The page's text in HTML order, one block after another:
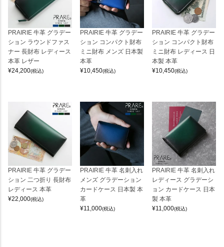
PRAIRIE 牛革 グラデー
ション ラウンドファス
ナー 長財布 レディース
本革 レザー
¥24,200(税込)
PRAIRIE 牛革 グラデー
ション コンパクト財布
ミニ財布 メンズ 日本製
本革
¥10,450(税込)
PRAIRIE 牛革 グラデー
ション コンパクト財布
ミニ財布 レディース 日
本製 本革
¥10,450(税込)
PRAIRIE 牛革 グラデー
ション 二つ折り 長財布
レディース 本革
¥22,000(税込)
PRAIRIE 牛革 名刺入れ
メンズ グラデーション
カードケース 日本製 本
革
¥11,000(税込)
PRAIRIE 牛革 名刺入れ
レディース グラデーシ
ョン カードケース 日本
製 本革
¥11,000(税込)